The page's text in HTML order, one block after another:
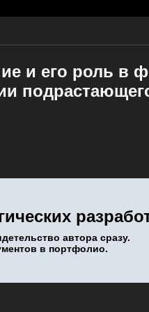
и его роль в
автора сразу.
в портфолио.